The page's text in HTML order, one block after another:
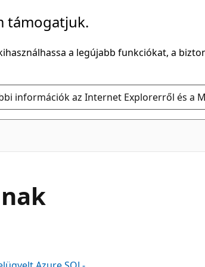
támogatjuk.
a legújabb funkciókat, a
információk az Internet Explorerről és a